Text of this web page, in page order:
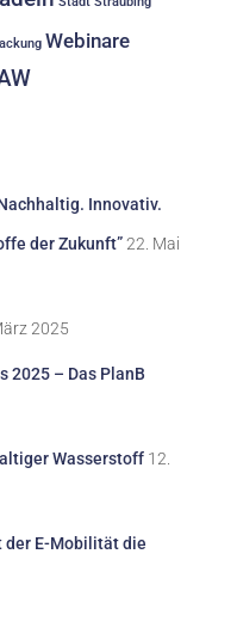
Webinare
Innovativ.
der Zukunft”22. Mai
2025
2025 – Das PlanB
Wasserstoff 12.
der E-Mobilität die